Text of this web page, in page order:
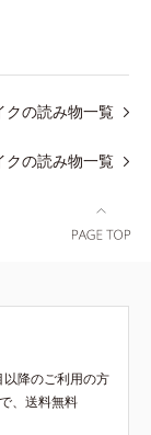
クの読み物一覧
クの読み物一覧
降のご利用の方
、送料無料